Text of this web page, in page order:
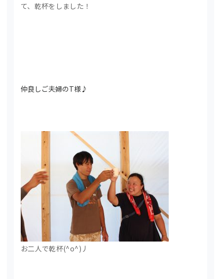
て、乾杯をしました！
仲良しご夫婦のT様♪
お二人で乾杯(^o^)丿